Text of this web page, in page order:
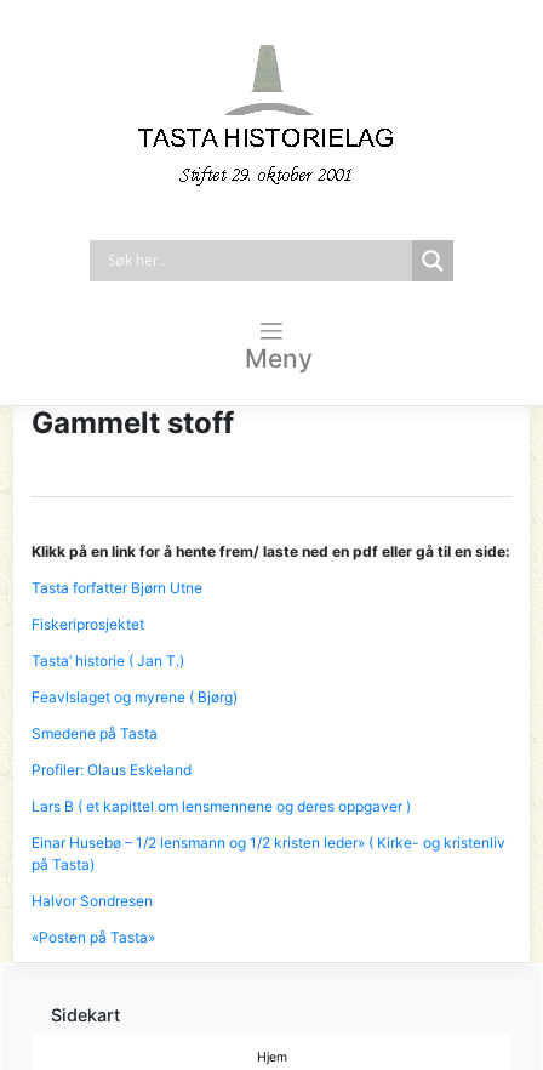
Meny
Gammelt stoff
Klikk på en link for å hente frem/ laste ned en pdf eller gå til en side:
Tasta forfatter Bjørn Utne
Fiskeriprosjektet
Tasta’ historie ( Jan T.)
Feavlslaget og myrene ( Bjørg)
Smedene på Tasta
Profiler: Olaus Eskeland
Lars B ( et kapittel om lensmennene og deres oppgaver )
Einar Husebø – 1/2 lensmann og 1/2 kristen leder» ( Kirke- og kristenliv
på Tasta)
Halvor Sondresen
«Posten på Tasta»
Sidekart
Hjem